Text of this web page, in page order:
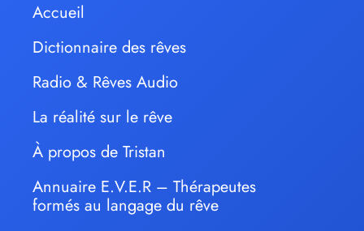
Accueil
Dictionnaire des rêves
Radio & Rêves Audio
La réalité sur le rêve
À propos de Tristan
Annuaire E.V.E.R – Thérapeutes
formés au langage du rêve